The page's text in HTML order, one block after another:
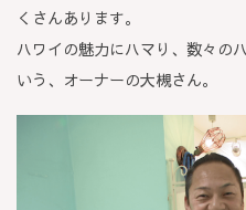
くさんあります。
ハワイの魅力にハマり、数々の
いう、オーナーの大槻さん。